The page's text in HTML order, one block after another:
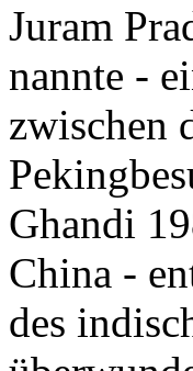
Juram
nannte -
zwischen
Ghandi
China -
des